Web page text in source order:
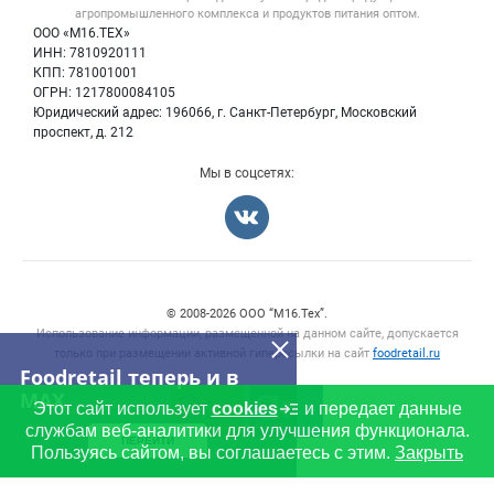
Foodretail теперь и в
MAX
ПЕРЕЙТИ
агропромышленного комплекса и продуктов питания оптом.
ООО «М16.ТЕХ»
ИНН: 7810920111
КПП: 781001001
ОГРН: 1217800084105
Юридический адрес: 196066, г. Санкт-Петербург, Московский
проспект, д. 212
Вакансии
Информация о компаниях
Мы в соцсетях:
© 2008‑2026 ООО “М16.Тех”.
Использование информации, размещенной на данном сайте, допускается
только при размещении активной гиперссылки на сайт foodretail.ru
Этот сайт использует cookies
и передает данные
службам веб-аналитики для улучшения функционала.
Пользуясь сайтом, вы соглашаетесь с этим. Закрыть